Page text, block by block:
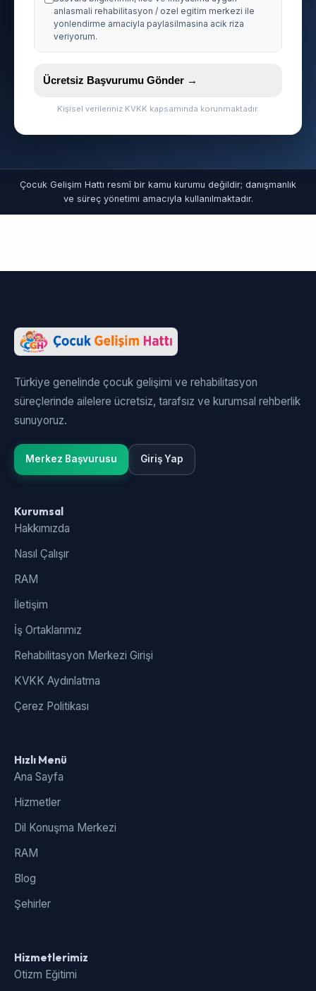
anlasmali rehabilitasyon / ozel egitim merkezi ile
yonlendirme amaciyla paylasilmasina acik riza
veriyorum.
Ücretsiz Başvurumu Gönder →
Kişisel verileriniz KVKK kapsamında korunmaktadır.
Çocuk Gelişim Hattı resmî bir kamu kurumu değildir; danışmanlık
ve süreç yönetimi amacıyla kullanılmaktadır.
Türkiye genelinde çocuk gelişimi ve rehabilitasyon
süreçlerinde ailelere ücretsiz, tarafsız ve kurumsal rehberlik
sunuyoruz.
Merkez Başvurusu Giriş Yap
Kurumsal
Hakkımızda
Nasıl Çalışır
RAM
İletişim
İş Ortaklarımız
Rehabilitasyon Merkezi Girişi
KVKK Aydınlatma
Çerez Politikası
Hızlı Menü
Ana Sayfa
Hizmetler
Dil Konuşma Merkezi
RAM
Blog
Şehirler
Hizmetlerimiz
Otizm Eğitimi